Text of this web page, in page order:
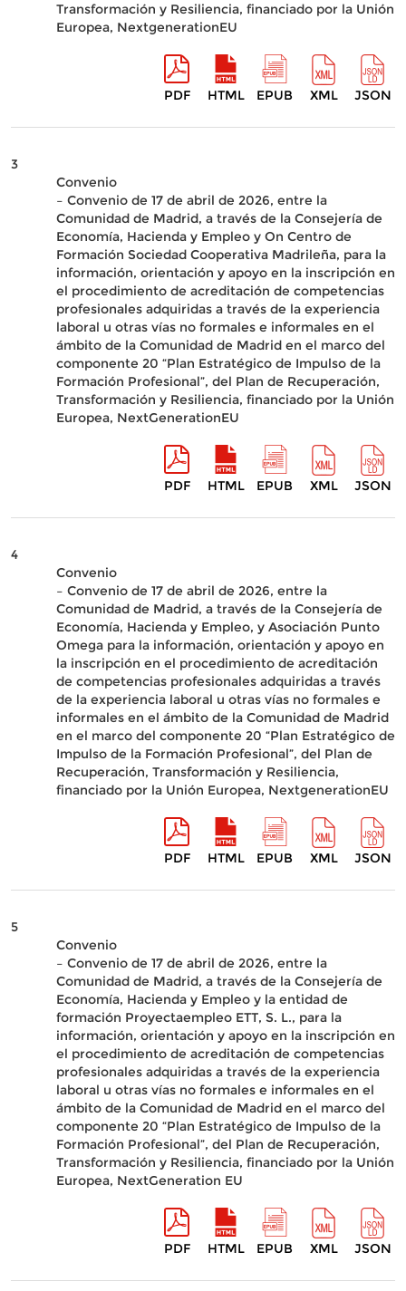
Transformación y Resiliencia, financiado por la Unión
Europea, NextgenerationEU
PDF HTML EPUB XML JSON
3
Convenio
– Convenio de 17 de abril de 2026, entre la
Comunidad de Madrid, a través de la Consejería de
Economía, Hacienda y Empleo y On Centro de
Formación Sociedad Cooperativa Madrileña, para la
información, orientación y apoyo en la inscripción en
el procedimiento de acreditación de competencias
profesionales adquiridas a través de la experiencia
laboral u otras vías no formales e informales en el
ámbito de la Comunidad de Madrid en el marco del
componente 20 “Plan Estratégico de Impulso de la
Formación Profesional”, del Plan de Recuperación,
Transformación y Resiliencia, financiado por la Unión
Europea, NextGenerationEU
PDF HTML EPUB XML JSON
4
Convenio
– Convenio de 17 de abril de 2026, entre la
Comunidad de Madrid, a través de la Consejería de
Economía, Hacienda y Empleo, y Asociación Punto
Omega para la información, orientación y apoyo en
la inscripción en el procedimiento de acreditación
de competencias profesionales adquiridas a través
de la experiencia laboral u otras vías no formales e
informales en el ámbito de la Comunidad de Madrid
en el marco del componente 20 “Plan Estratégico de
Impulso de la Formación Profesional”, del Plan de
Recuperación, Transformación y Resiliencia,
financiado por la Unión Europea, NextgenerationEU
PDF HTML EPUB XML JSON
5
Convenio
– Convenio de 17 de abril de 2026, entre la
Comunidad de Madrid, a través de la Consejería de
Economía, Hacienda y Empleo y la entidad de
formación Proyectaempleo ETT, S. L., para la
información, orientación y apoyo en la inscripción en
el procedimiento de acreditación de competencias
profesionales adquiridas a través de la experiencia
laboral u otras vías no formales e informales en el
ámbito de la Comunidad de Madrid en el marco del
componente 20 “Plan Estratégico de Impulso de la
Formación Profesional”, del Plan de Recuperación,
Transformación y Resiliencia, financiado por la Unión
Europea, NextGeneration EU
PDF HTML EPUB XML JSON